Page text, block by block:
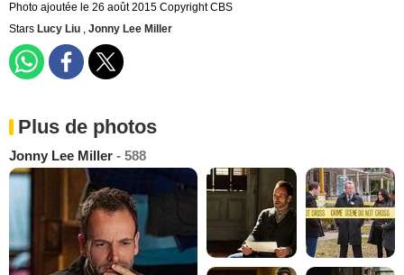
Photo ajoutée le 26 août 2015 Copyright CBS
Stars Lucy Liu , Jonny Lee Miller
Plus de photos
Jonny Lee Miller - 588